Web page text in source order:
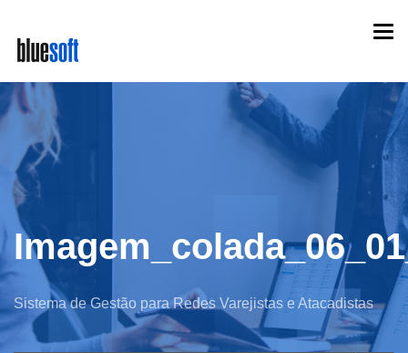
main
content
Sistema de Gestão para Redes Varejistas e Atacadistas